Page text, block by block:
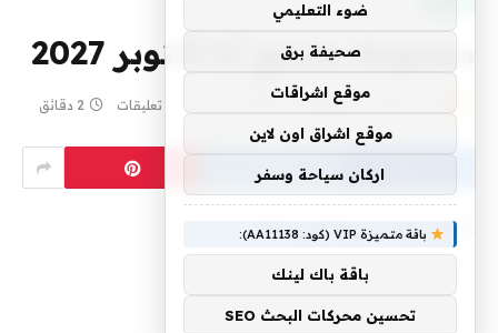
مجموعة منتجع آنا أكتوبر 2027
yaraa لا توجد تعليقات 2 دقائق
ضوء التعليمي
صحيفة برق
موقع اشراقات
موقع اشراق اون لاين
اركان سياحة وسفر
باقة متميزة VIP (كود: AA11138):
باقة باك لينك
تحسين محركات البحث SEO